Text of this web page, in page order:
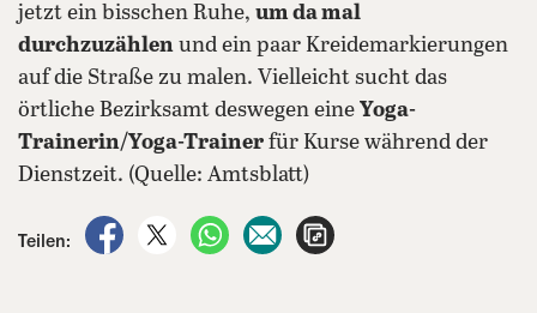
jetzt ein bisschen Ruhe, um da mal
durchzuzählen und ein paar Kreidemarkierungen
auf die Straße zu malen. Vielleicht sucht das
örtliche Bezirksamt deswegen eine Yoga-
Trainerin/Yoga-Trainer für Kurse während der
Dienstzeit. (Quelle: Amtsblatt)
Teilen:
auf Facebook teilen
auf X teilenper WhatsApp teilen
per E-Mail teilen